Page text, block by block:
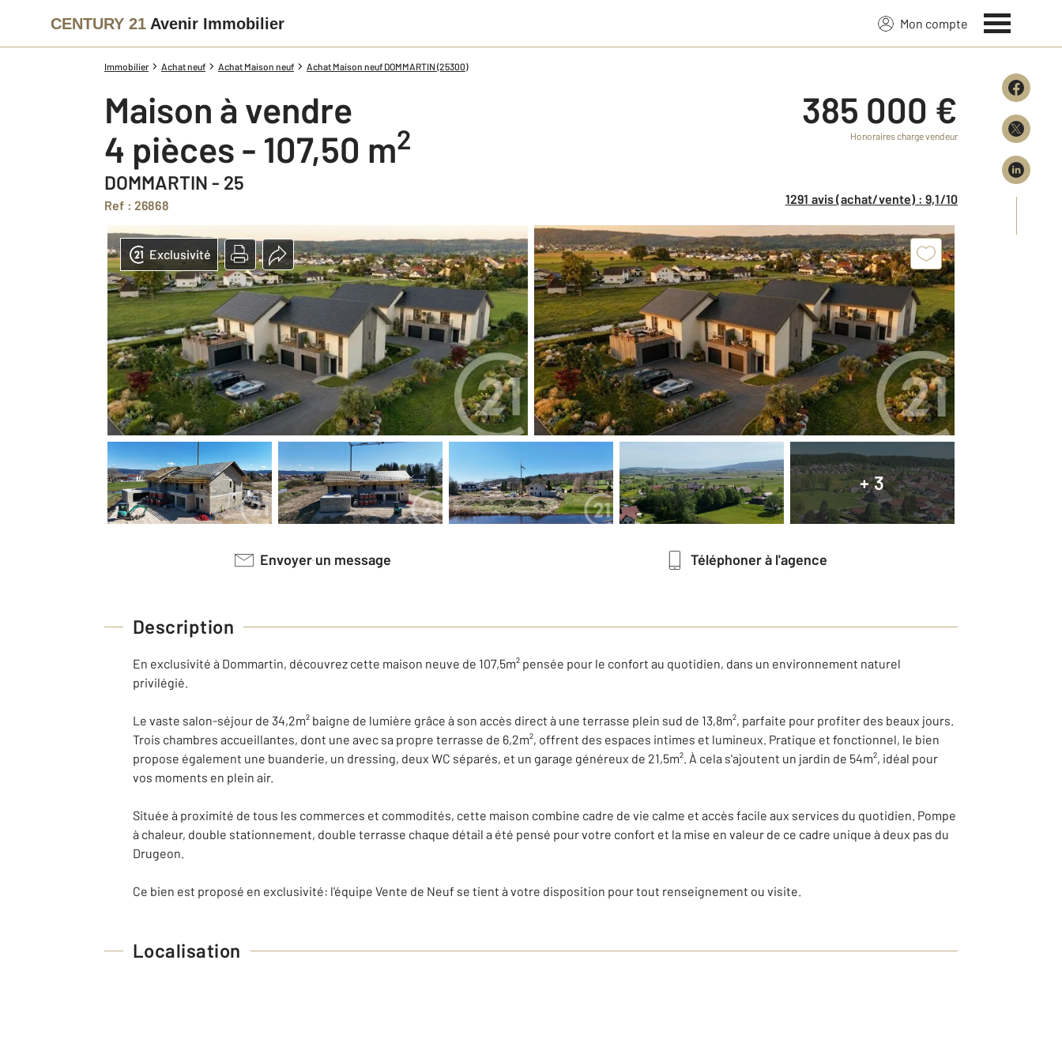
CENTURY 21 Avenir Immobilier Mon compte
Immobilier Achat neuf Achat Maison neuf Achat Maison neuf DOMMARTIN (25300)
Maison à vendre
4 pièces - 107,50 m2
DOMMARTIN - 25
Ref : 26868
385 000 €
Honoraires charge vendeur
1291 avis (achat/vente) : 9,1/10
+ 3
Exclusivité
Envoyer un message Téléphoner à l'agence
Description
En exclusivité à Dommartin, découvrez cette maison neuve de 107,5m² pensée pour le confort au quotidien, dans un environnement naturel
privilégié.
Le vaste salon-séjour de 34,2m² baigne de lumière grâce à son accès direct à une terrasse plein sud de 13,8m², parfaite pour profiter des beaux jours.
Trois chambres accueillantes, dont une avec sa propre terrasse de 6,2m², offrent des espaces intimes et lumineux. Pratique et fonctionnel, le bien
propose également une buanderie, un dressing, deux WC séparés, et un garage généreux de 21,5m². À cela s'ajoutent un jardin de 54m², idéal pour
vos moments en plein air.
Située à proximité de tous les commerces et commodités, cette maison combine cadre de vie calme et accès facile aux services du quotidien. Pompe
à chaleur, double stationnement, double terrasse chaque détail a été pensé pour votre confort et la mise en valeur de ce cadre unique à deux pas du
Drugeon.
Ce bien est proposé en exclusivité: l'équipe Vente de Neuf se tient à votre disposition pour tout renseignement ou visite.
Localisation